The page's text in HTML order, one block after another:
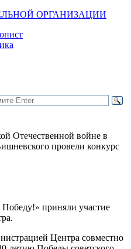
ОРГАНИЗАЦИИ
Отечественной войне в
провели конкурс
приняли участие
Центра совместно